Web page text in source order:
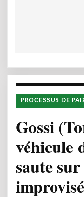
PROCESSUS DE
Gossi
véhicule
saute
improvisé